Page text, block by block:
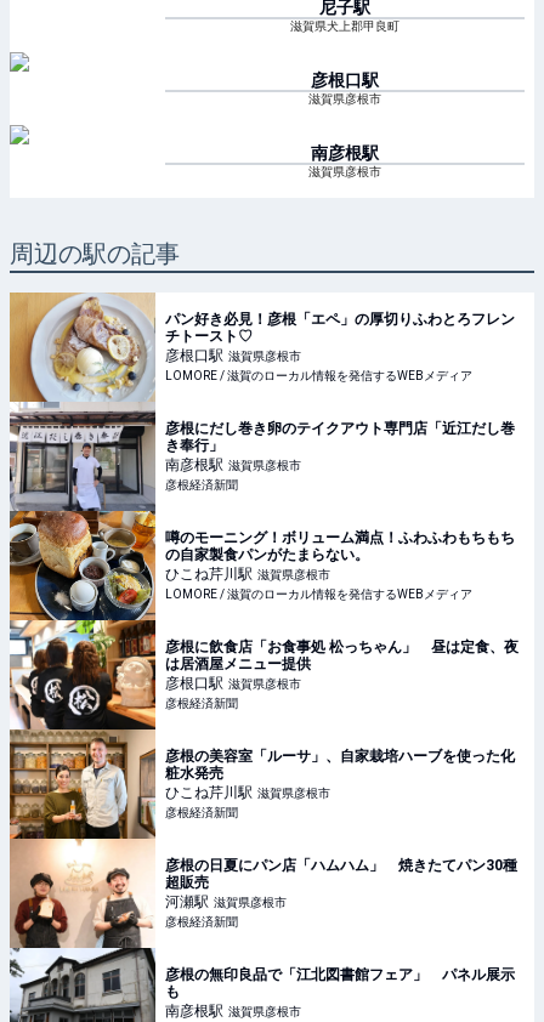
尼子駅
滋賀県犬上郡甲良町
彦根口駅
滋賀県彦根市
南彦根駅
滋賀県彦根市
周辺の駅の記事
パン好き必見！彦根「エペ」の厚切りふわとろフレン
チトースト♡
彦根口駅 滋賀県彦根市
LOMORE / 滋賀のローカル情報を発信するWEBメディア
彦根にだし巻き卵のテイクアウト専門店「近江だし巻
き奉行」
南彦根駅 滋賀県彦根市
彦根経済新聞
噂のモーニング！ボリューム満点！ふわふわもちもち
の自家製食パンがたまらない。
ひこね芹川駅 滋賀県彦根市
LOMORE / 滋賀のローカル情報を発信するWEBメディア
彦根に飲食店「お食事処 松っちゃん」 昼は定食、夜
は居酒屋メニュー提供
彦根口駅 滋賀県彦根市
彦根経済新聞
彦根の美容室「ルーサ」、自家栽培ハーブを使った化
粧水発売
ひこね芹川駅 滋賀県彦根市
彦根経済新聞
彦根の日夏にパン店「ハムハム」 焼きたてパン30種
超販売
河瀬駅 滋賀県彦根市
彦根経済新聞
彦根の無印良品で「江北図書館フェア」 パネル展示
も
南彦根駅 滋賀県彦根市